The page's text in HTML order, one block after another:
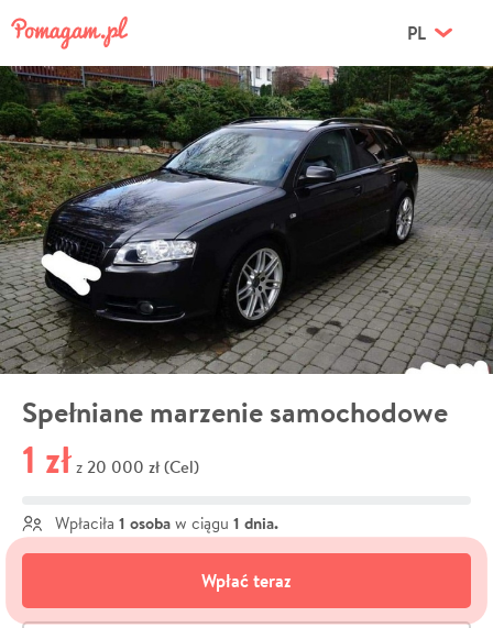
PL
Spełniane marzenie samochodowe
1 zł z 20 000 zł (Cel)
Wpłaciła 1 osoba w ciągu 1 dnia.
Wpłać teraz